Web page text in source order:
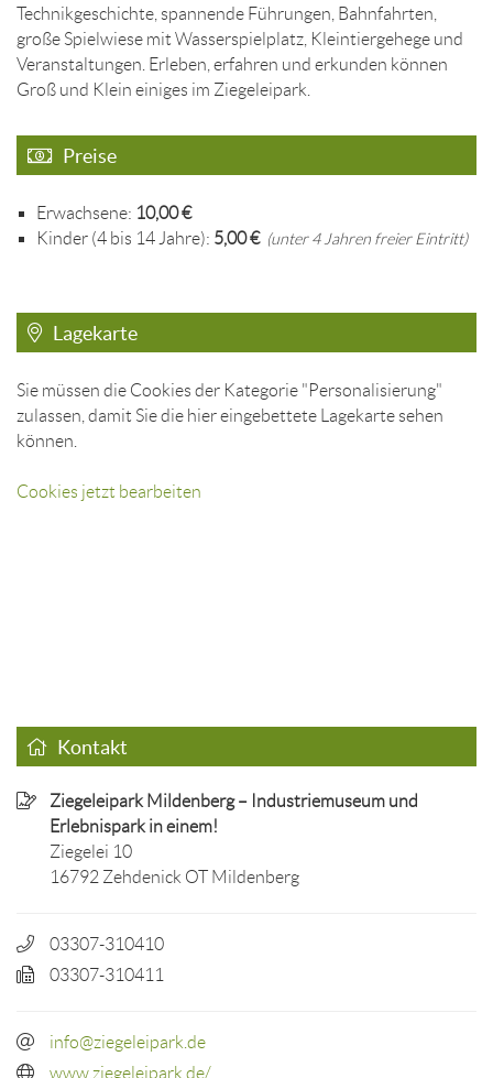
Technikgeschichte, spannende Führungen, Bahnfahrten,
große Spielwiese mit Wasserspielplatz, Kleintiergehege und
Veranstaltungen. Erleben, erfahren und erkunden können
Groß und Klein einiges im Ziegeleipark.
Preise
Erwachsene: 10,00 €
Kinder (4 bis 14 Jahre): 5,00 €(unter 4 Jahren freier Eintritt)
Lagekarte
Sie müssen die Cookies der Kategorie "Personalisierung"
zulassen, damit Sie die hier eingebettete Lagekarte sehen
können.
Cookies jetzt bearbeiten
Kontakt
Ziegeleipark Mildenberg – Industriemuseum und
Erlebnispark in einem!
Ziegelei 10
16792 Zehdenick OT Mildenberg
03307-310410
03307-310411
info@ziegeleipark.de
www.ziegeleipark.de/